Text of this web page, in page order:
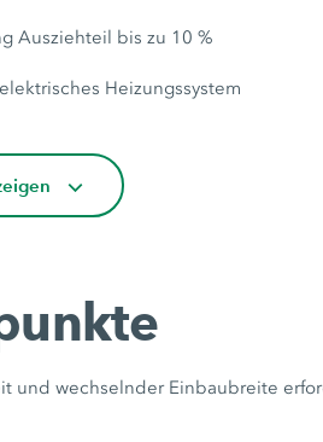
Ausziehteil bis zu 10 %
Heizungssystem
wechselnder Einbaubreite